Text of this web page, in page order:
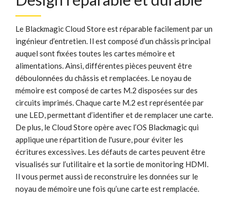
Le Blackmagic Cloud Store est réparable facilement par un
ingénieur d’entretien. Il est composé d’un châssis principal
auquel sont fixées toutes les cartes mémoire et
alimentations. Ainsi, différentes pièces peuvent être
déboulonnées du châssis et remplacées. Le noyau de
mémoire est composé de cartes M.2 disposées sur des
circuits imprimés. Chaque carte M.2 est représentée par
une LED, permettant d’identifier et de remplacer une carte.
De plus, le Cloud Store opère avec l’OS Blackmagic qui
applique une répartition de l'usure, pour éviter les
écritures excessives. Les défauts de cartes peuvent être
visualisés sur l’utilitaire et la sortie de monitoring HDMI.
Il vous permet aussi de reconstruire les données sur le
noyau de mémoire une fois qu’une carte est remplacée.